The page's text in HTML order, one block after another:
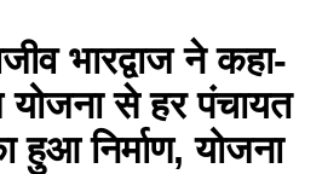
भारद्वाज ने कहा-
से हर पंचायत
निर्माण, योजना